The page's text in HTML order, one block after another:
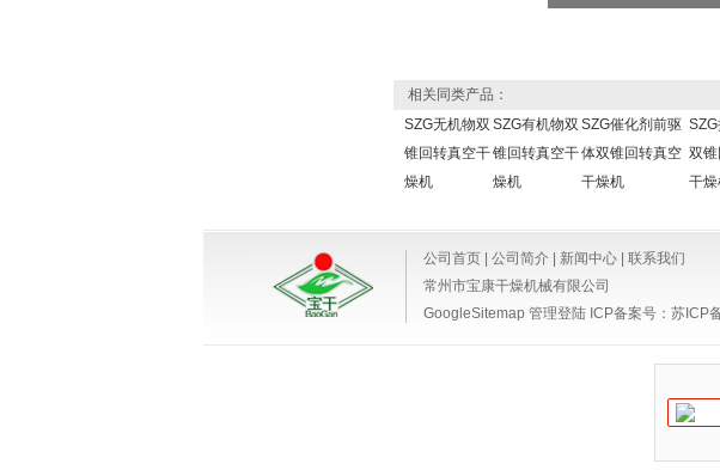
相关同类产品：
SZG无机物双
锥回转真空干
燥机
SZG有机物双
锥回转真空干
燥机
SZG催化剂前驱
体双锥回转真空
干燥机
双
干燥
公司首页 公司简介 新闻中心
联系我们
常州市宝康干燥机械有限公司
GoogleSitemap 管理登陆 ICP备案号： 苏ICP